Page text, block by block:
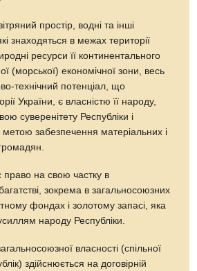
простір, водні та інші
знаходяться в межах території
ресурси її континентального
(морської) економічної зони, весь
технічний потенціал, що
України, є власністю її народу,
суверенітету Республіки і
метою забезпечення матеріальних і
на свою частку в
зокрема в загальносоюзних
фондах і золотому запасі, яка
народу Республіки.
власності (спільної
здійснюється на договірній